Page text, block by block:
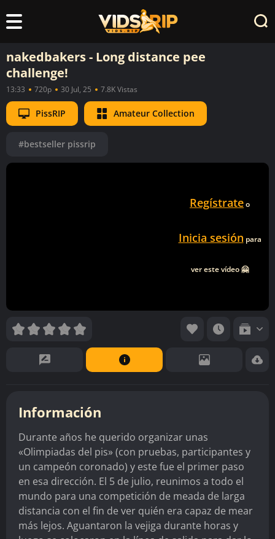
nakedbakers - Long distance pee
challenge!
13:33 720p 30 Jul, 25 7.8K Vistas
PissRIP Amateur Collection
#bestseller pissrip
Regístrateo
Inicia sesión para
ver este vídeo 🤗
Información
Durante años he querido organizar unas
«Olimpiadas del pis» (con pruebas, participantes y
un campeón coronado) y este fue el primer paso
en esa dirección. El 5 de julio, reunimos a todo el
mundo para una competición de meada de larga
distancia con el fin de ver quién era capaz de mear
más lejos. Aguantaron la vejiga durante horas y